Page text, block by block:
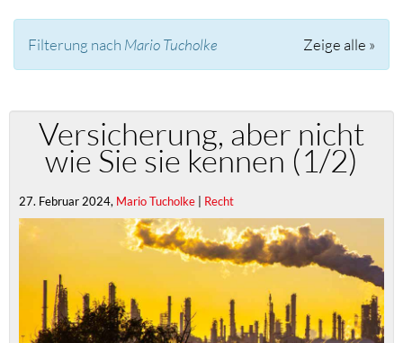
Filterung nach Mario Tucholke Zeige alle »
Versicherung, aber nicht
wie Sie sie kennen (1/2)
27. Februar 2024, Mario Tucholke | Recht